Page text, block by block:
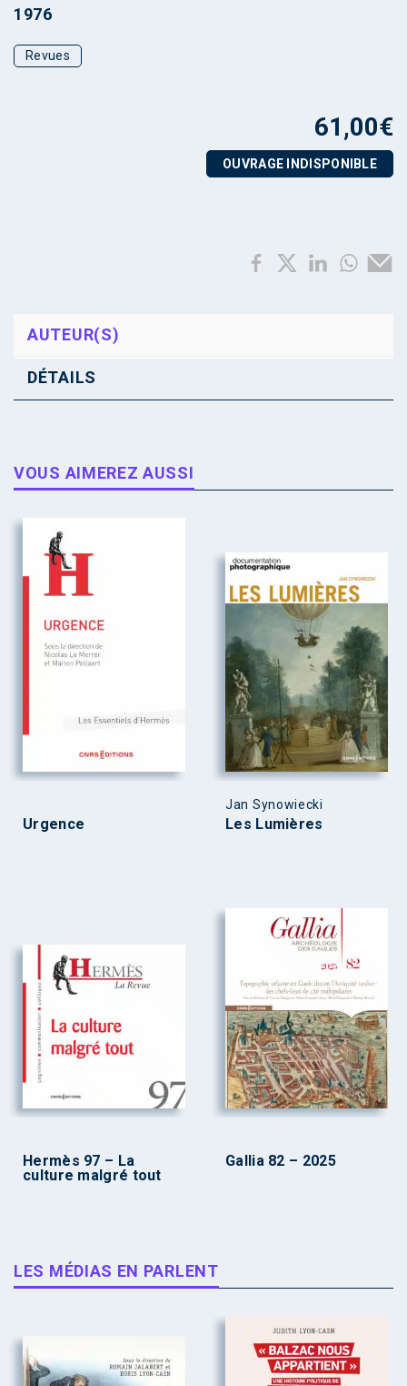
1976
Revues
61,00€
OUVRAGE INDISPONIBLE
AUTEUR(S)
DÉTAILS
VOUS AIMEREZ AUSSI
Urgence
Jan Synowiecki
Les Lumières
Hermès 97 – La
culture malgré tout
Gallia 82 – 2025
LES MÉDIAS EN PARLENT